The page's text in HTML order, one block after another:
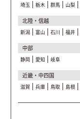
埼玉 栃木 群馬 山梨
北陸・信越
新潟 富山 石川 福井
中部
静岡 愛知 岐阜
近畿・中四国
滋賀 兵庫 鳥取 島根